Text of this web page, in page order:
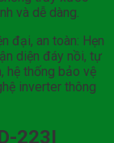
và dễ dàng.
đại, an toàn: Hẹn
diện đáy nồi, tự
hệ thống bảo vệ
inverter thông
223I